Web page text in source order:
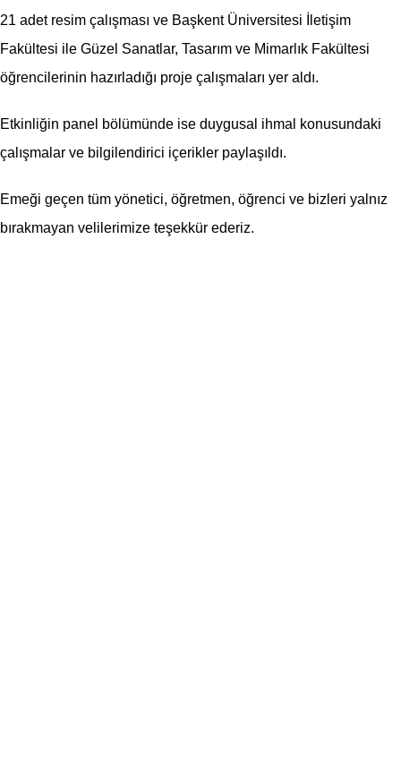
21 adet resim çalışması ve Başkent Üniversitesi İletişim
Fakültesi ile Güzel Sanatlar, Tasarım ve Mimarlık Fakültesi
öğrencilerinin hazırladığı proje çalışmaları yer aldı.
Etkinliğin panel bölümünde ise duygusal ihmal konusundaki
çalışmalar ve bilgilendirici içerikler paylaşıldı.
Emeği geçen tüm yönetici, öğretmen, öğrenci ve bizleri yalnız
bırakmayan velilerimize teşekkür ederiz.